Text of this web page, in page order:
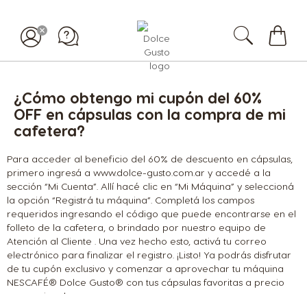
¿Cómo obtengo mi cupón del 60%
OFF en cápsulas con la compra de mi
cafetera?
Para acceder al beneficio del 60% de descuento en cápsulas,
primero ingresá a www.dolce-gusto.com.ar y accedé a la
sección “Mi Cuenta”. Allí hacé clic en “Mi Máquina” y seleccioná
la opción “Registrá tu máquina”. Completá los campos
requeridos ingresando el código que puede encontrarse en el
folleto de la cafetera, o brindado por nuestro equipo de
Atención al Cliente . Una vez hecho esto, activá tu correo
electrónico para finalizar el registro. ¡Listo! Ya podrás disfrutar
de tu cupón exclusivo y comenzar a aprovechar tu máquina
NESCAFÉ® Dolce Gusto® con tus cápsulas favoritas a precio